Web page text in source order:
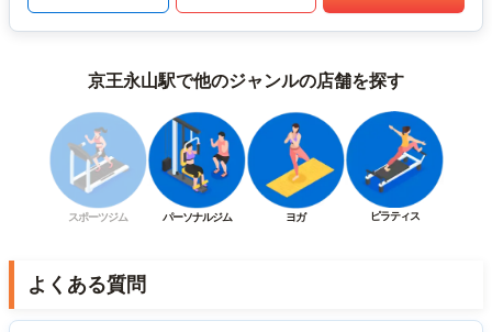
京王永山駅で他のジャンルの店舗を探す
スポーツジム パーソナルジム ヨガ ピラティス
よくある質問